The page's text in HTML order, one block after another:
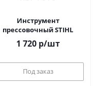
Инструмент
прессовочный STIHL
1 720р/шт
Под заказ